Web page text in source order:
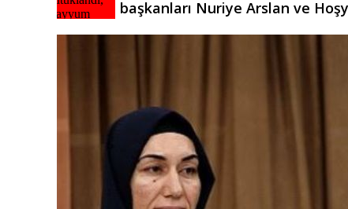
başkanları Nuriye Arslan ve